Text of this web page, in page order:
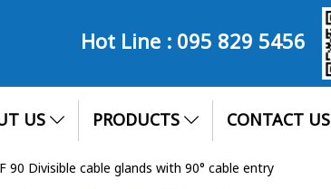
Hot Line :095 829 5456
US PRODUCTS CONTACT US
90 Divisible cable glands with 90° cable entry